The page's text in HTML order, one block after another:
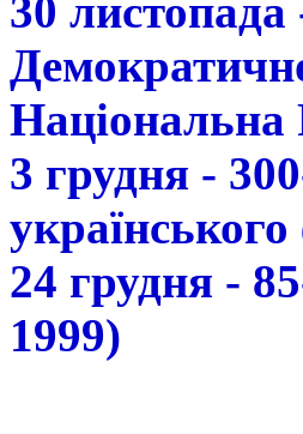
30 листопада
3 грудня -
24 грудня -
1999)